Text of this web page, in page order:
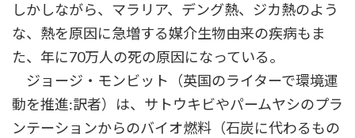
しかしながら、マラリア、デング熱、ジカ熱のよう
な、熱を原因に急増する媒介生物由来の疾病もま
た、年に70万人の死の原因になっている。
ジョージ・モンビット（英国のライターで環境運
動を推進:訳者）は、サトウキビやパームヤシのプラ
ンテーションからのバイオ燃料（石炭に代わるもの